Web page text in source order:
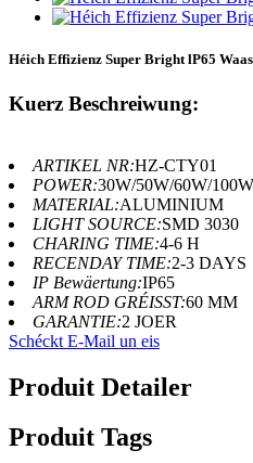
Héich Effizienz Super Bright lP65
Kuerz Beschreiwung:
ARTIKEL NR:HZ-CTY01
POWER:30W/50W/60W/100W
MATERIAL:ALUMINIUM
LIGHT SOURCE:SMD 3030
CHARING TIME:4-6 H
RECENDAY TIME:2-3 DAYS
IP Bewäertung:IP65
ARM ROD GRÉISST:60 MM
GARANTIE:2 JOER
Schéckt E-Mail un eis
Produit Detailer
Produit Tags